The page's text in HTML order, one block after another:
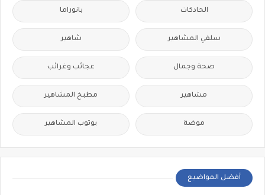
الحادكات بانوراما
سلفي المشاهير شاهير
صحة وجمال عجائب وغرائب
مشاهير مطبخ المشاهير
موضة يوتوب المشاهير
أفضل المواضيع